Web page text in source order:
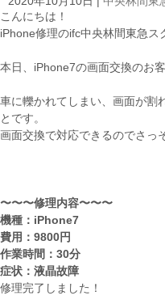
こんにちは！
iPhone修理のifc中央林間東急ス
本日、iPhone7の画面交換のお
車に轢かれてしまい、画面が割
とです。
画面交換で対応できるのでさっ
〜〜〜修理内容〜〜〜
機種：iPhone7
費用：9800円
作業時間：30分
症状：液晶故障
修理完了しました！